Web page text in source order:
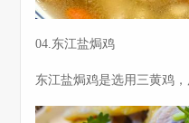
04.东江盐焗鸡
东江盐焗鸡是选用三黄鸡，